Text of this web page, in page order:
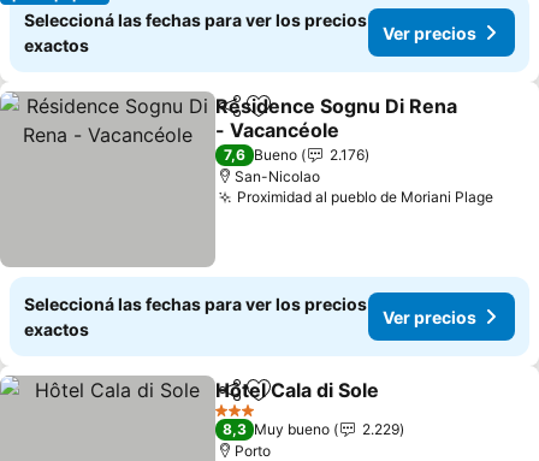
Seleccioná las fechas para ver los precios
exactos
Ver precios
CompartirAñadir a favoritos
Résidence Sognu Di Rena
- Vacancéole
Ver precios
7,6 Bueno
2.176
San-Nicolao
Proximidad al pueblo de Moriani PlageVer
Seleccioná las fechas para ver los precios
exactos
Ver precios
CompartirAñadir a favoritos
Hôtel Cala di Sole
3 Estrellas
8,3 Muy bueno
2.229
Porto